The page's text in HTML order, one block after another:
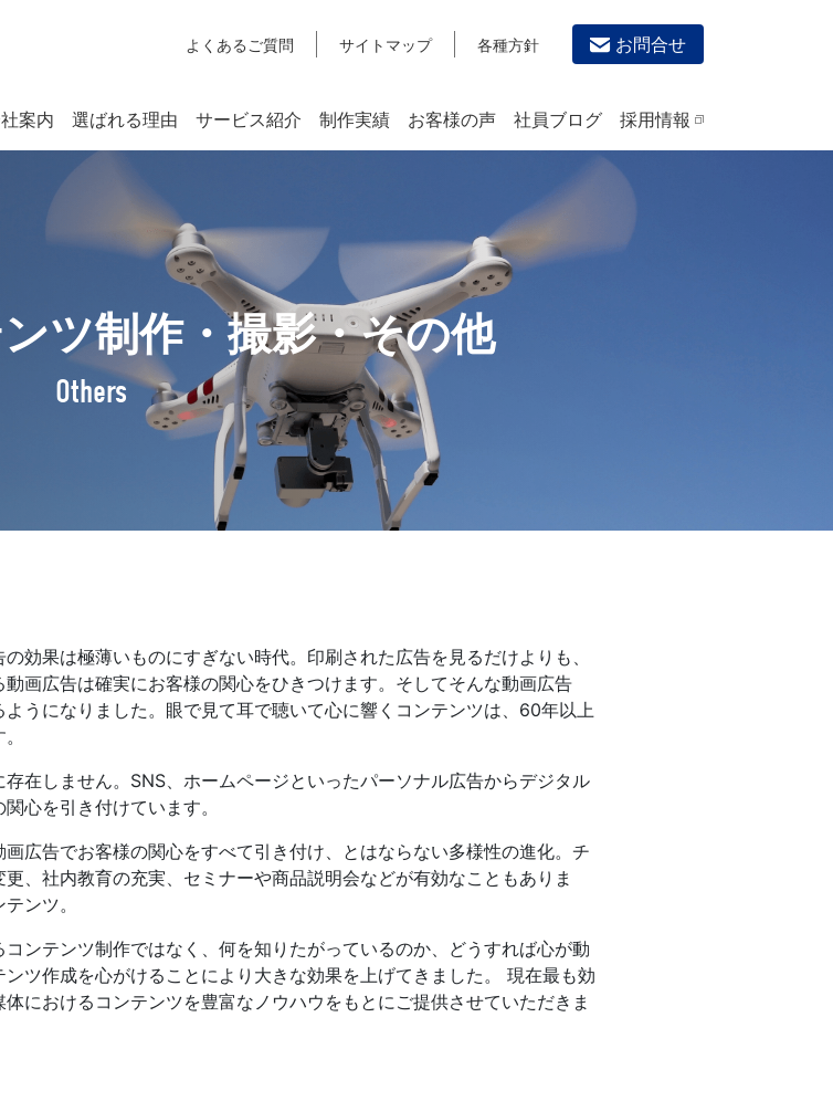
よくあるご質問 サイトマップ 各種方針 お問合せ
案内
企業理念
アクセスマップ
方針
」宣言
選ばれる理由 サービス紹介
デザイン作成・印刷サービス
チラシ/フライヤーデザインの制作・印刷
カタログデザインの制作・印刷
冊子/パンフレットのデザイン制作・印刷
学校・会社案内パンフレット制作・印刷
高精細印刷（スブリマ印刷）
社内報
名刺
一般印刷 （オンデマンド・オフセット）
ユニバーサル・コミュニケーション・デザイン
ステム(azkaru)
動画制作・映像撮影（ドローン撮影）
イラスト・キャラクター制作
写真撮影
自社メディア
制作実績 お客様の声 社員ブログ 採用情報
ツ制作・撮影・その他
Others
効果は極薄いものにすぎない時代。印刷された広告を見るだけよりも、
画広告は確実にお客様の関心をひきつけます。そしてそんな動画広告
うになりました。眼で見て耳で聴いて心に響くコンテンツは、60年以上
在しません。SNS、ホームページといったパーソナル広告からデジタル
心を引き付けています。
広告でお客様の関心をすべて引き付け、とはならない多様性の進化。チ
、社内教育の充実、セミナーや商品説明会などが有効なこともありま
ンツ。
ンテンツ制作ではなく、何を知りたがっているのか、どうすれば心が動
ツ作成を心がけることにより大きな効果を上げてきました。 現在最も効
におけるコンテンツを豊富なノウハウをもとにご提供させていただきま